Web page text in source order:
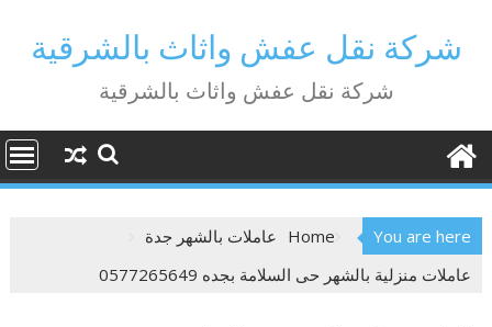
contentشركة نقل عفش واثاث بالشرقية
شركة نقل عفش واثاث بالشرقية
You are here
Home عاملات بالشهر جدة
عاملات منزلية بالشهر حى السلامة بجده 0577265649